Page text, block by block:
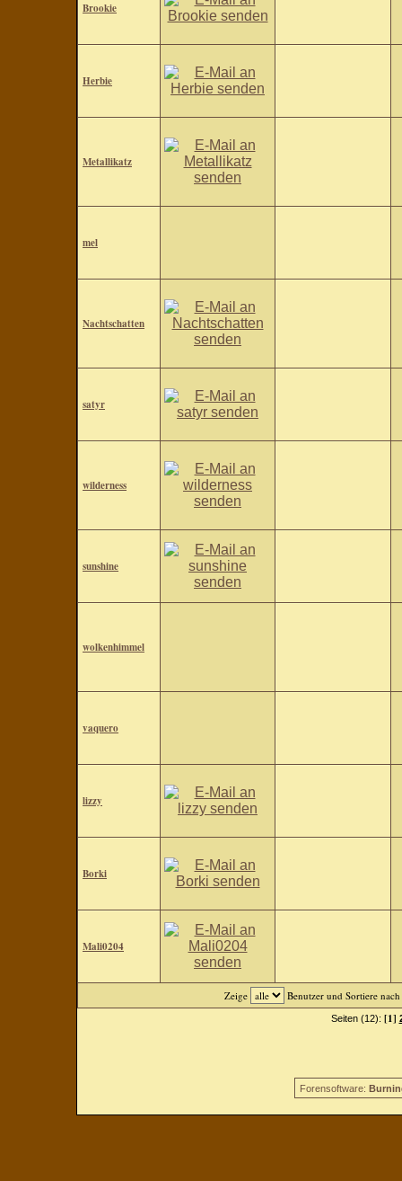
Brookie
Herbie
Metallikatz
mel
Nachtschatten
satyr
wilderness
sunshine
wolkenhimmel
vaquero
lizzy
Borki
Mali0204
Zeige Benutzer und Sortiere nach
Seiten (12): [1]
Forensoftware: